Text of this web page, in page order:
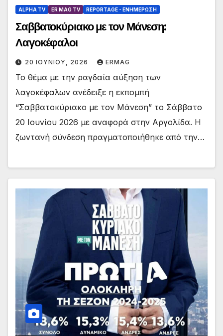
ALPHA TV ER MAG TV REPORTAGE - EΝΗΜΈΡΩΣΗ
Σαββατοκύριακο με τον Μάνεση:
Λαγοκέφαλοι
20 ΙΟΥΝΊΟΥ, 2026 ERMAG
Το θέμα με την ραγδαία αύξηση των
λαγοκέφαλων ανέδειξε η εκπομπή
“Σαββατοκύριακο με τον Μάνεση” το Σάββατο
20 Ιουνίου 2026 με αναφορά στην Αργολίδα. Η
ζωντανή σύνδεση πραγματοποιήθηκε από την…